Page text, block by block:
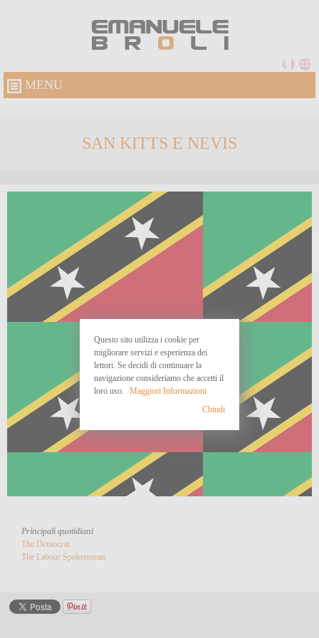
MENU
SAN KITTS E NEVIS
Principali quotidiani
The Democrat
The Labour Spokensman
Questo sito utilizza i cookie per
migliorare servizi e esperienza dei
lettori. Se decidi di continuare la
navigazione consideriamo che accetti il
loro uso.
Maggiori Informazioni
Chiudi